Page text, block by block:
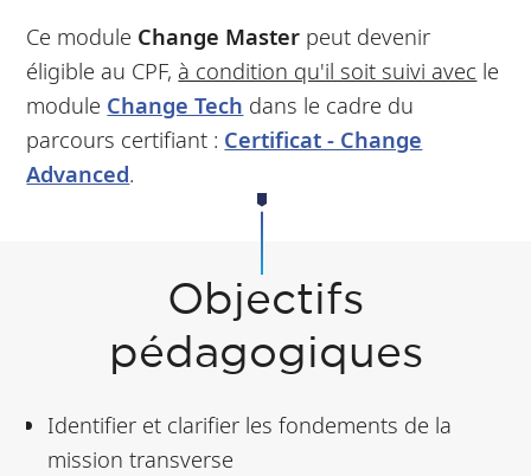
Ce module Change Master peut devenir
éligible au CPF, à condition qu'il soit suivi avec le
module Change Tech dans le cadre du
parcours certifiant : Certificat - Change
Advanced.
Objectifs
pédagogiques
Identifier et clarifier les fondements de la
mission transverse